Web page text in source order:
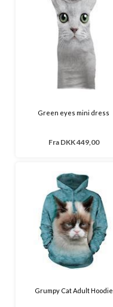
Green eyes mini dress
Fra DKK 449,00
Grumpy Cat Adult Hoodie